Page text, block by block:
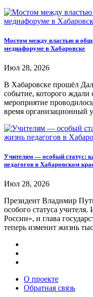
Мостом между властью и
медиафоруме в Хабаровске
Июл 28, 2026
В Хабаровске прошёл
событие, которого ждали
мероприятие
время организационный
Учителям — особый статус:
педагогов в Хабаровском
Июл 28, 2026
Президент Владимир
особого статуса
России», и глава
теперь изменит жизнь
О проекте
Обратная связь